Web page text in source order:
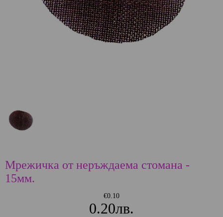
Мрежичка от неръждаема стомана -
15мм.
€0.10
0.20лв.